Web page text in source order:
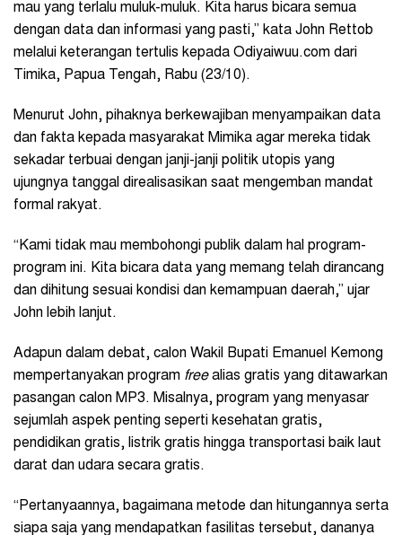
mau yang terlalu muluk-muluk. Kita harus bicara semua
dengan data dan informasi yang pasti,” kata John Rettob
melalui keterangan tertulis kepada Odiyaiwuu.com dari
Timika, Papua Tengah, Rabu (23/10).
Menurut John, pihaknya berkewajiban menyampaikan data
dan fakta kepada masyarakat Mimika agar mereka tidak
sekadar terbuai dengan janji-janji politik utopis yang
ujungnya tanggal direalisasikan saat mengemban mandat
formal rakyat.
“Kami tidak mau membohongi publik dalam hal program-
program ini. Kita bicara data yang memang telah dirancang
dan dihitung sesuai kondisi dan kemampuan daerah,” ujar
John lebih lanjut.
Adapun dalam debat, calon Wakil Bupati Emanuel Kemong
mempertanyakan program freealias gratis yang ditawarkan
pasangan calon MP3. Misalnya, program yang menyasar
sejumlah aspek penting seperti kesehatan gratis,
pendidikan gratis, listrik gratis hingga transportasi baik laut
darat dan udara secara gratis.
“Pertanyaannya, bagaimana metode dan hitungannya serta
siapa saja yang mendapatkan fasilitas tersebut, dananya